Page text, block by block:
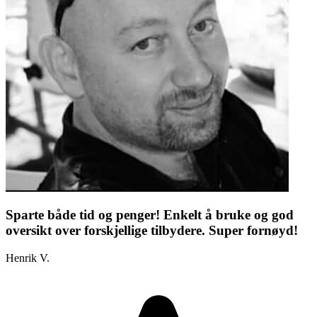
Sparte både tid og penger! Enkelt å bruke og god
oversikt over forskjellige tilbydere. Super fornøyd!
Henrik V.